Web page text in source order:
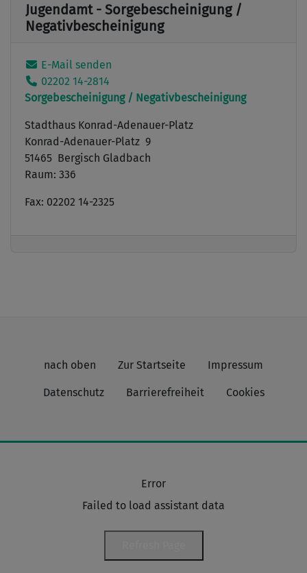
Jugendamt - Sorgebescheinigung /
Negativbescheinigung
E-Mail senden
02202 14-2814
Sorgebescheinigung / Negativbescheinigung
Stadthaus Konrad-Adenauer-Platz
Konrad-Adenauer-Platz 9
51465 Bergisch Gladbach
Raum: 336
Fax: 02202 14-2325
nach oben Zur Startseite Impressum
Datenschutz Barrierefreiheit Cookies
Error
Failed to load assistant data